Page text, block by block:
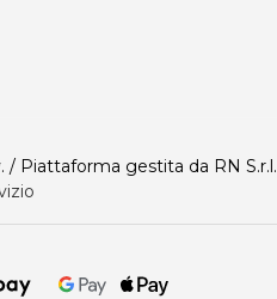
/ Piattaforma gestita da RN S.r.l.